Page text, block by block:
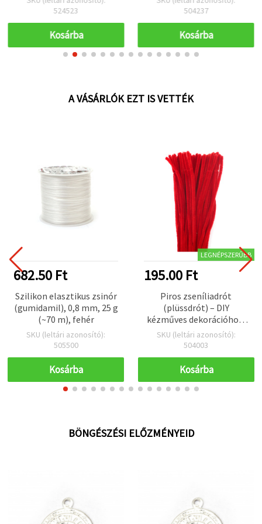
524523
Kosárba
ruhákhoz és
504237
Kosárba
A VÁSÁRLÓK EZT IS VETTÉK
682.50 Ft
Szilikon elasztikus zsinór
(gumidamil), 0,8 mm, 25 g
(~70 m), fehér
SKU (leltári azonosító):
505500
Kosárba
LEGNÉPSZERŰBB
195.00 Ft
Piros zseníliadrót
(plüssdrót) – DIY
kézműves dekorációhoz,
30 cm, 10 db
SKU (leltári azonosító):
504003
Kosárba
BÖNGÉSZÉSI ELŐZMÉNYEID